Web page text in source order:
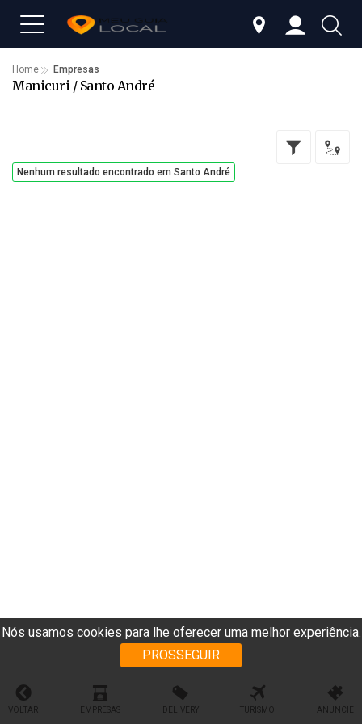
Nós usamos cookies para lhe oferecer uma melhor experiência.
PROSSEGUIR
Home Empresas
Manicuri / Santo André
Nenhum resultado encontrado em Santo André
VOLTAR EMPRESAS DELIVERY TURISMO ANUNCIE